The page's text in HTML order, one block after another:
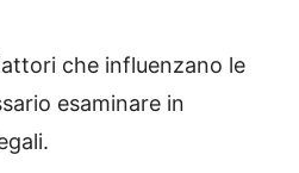
che influenzano le
esaminare in